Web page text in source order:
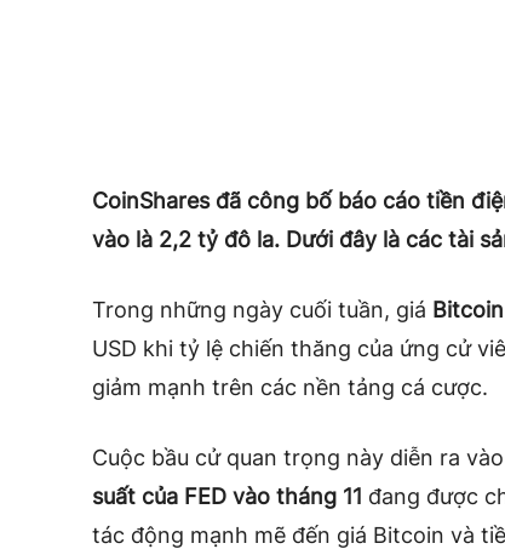
CoinShares đã công bố báo cáo tiền
vào là 2,2 tỷ đô la. Dưới đây là các tài
Trong những ngày cuối tuần, giá
USD khi tỷ lệ chiến thăng của ứng cử
giảm mạnh trên các nền tảng cá cược.
Cuộc bầu cử quan trọng này diễn ra
suất của FED vào tháng 11 đang được
tác động mạnh mẽ đến giá Bitcoin và